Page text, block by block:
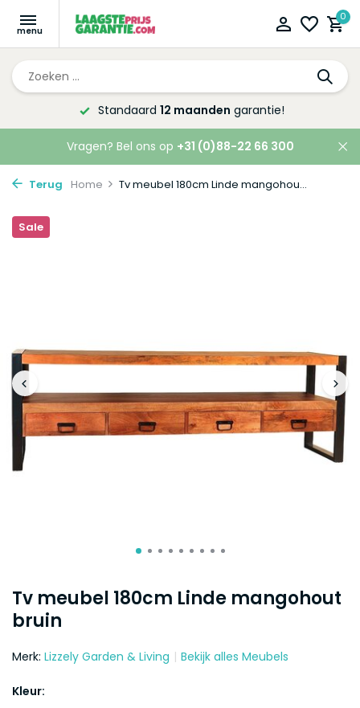
0
Altijd de laagsteprijsgarantie!
Vragen? Bel ons op +31 (0)88-22 66 300
Terug Home Tv meubel 180cm Linde mangohou...
Tv meubel 180cm Linde mangohout
bruin
Sale
Merk: Lizzely Garden & Living Bekijk alles Meubels
Kleur: